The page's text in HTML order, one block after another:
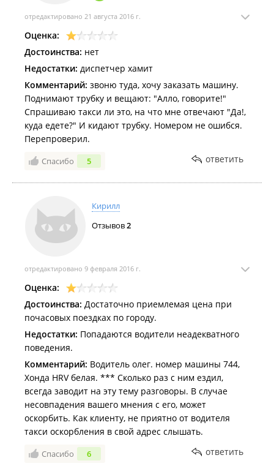
отредактировано 21 августа 2016 г.
Оценка:
Достоинства: нет
Недостатки: диспетчер хамит
Комментарий: звоню туда, хочу заказать машину.
Поднимают трубку и вещают: "Алло, говорите!"
Спрашиваю такси ли это, на что мне отвечают "Да!,
куда едете?" И кидают трубку. Номером не ошибся.
Перепроверил.
Спасибо 5 ответить
Кирилл
Отзывов2
отредактировано 9 февраля 2016 г.
Оценка:
Достоинства: Достаточно приемлемая цена при
почасовых поездках по городу.
Недостатки: Попадаются водители неадекватного
поведения.
Комментарий: Водитель олег. номер машины 744,
Хонда HRV белая. *** Сколько раз с ним ездил,
всегда заводит на эту тему разговоры. В случае
несовпадения вашего мнения с его, может
оскорбить. Как клиенту, не приятно от водителя
такси оскорбления в свой адрес слышать.
Спасибо 6 ответить